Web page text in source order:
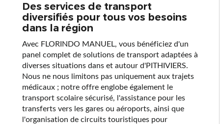
Des services de transport
diversifiés pour tous vos besoins
dans la région
Avec FLORINDO MANUEL, vous bénéficiez d'un
panel complet de solutions de transport adaptées à
diverses situations dans et autour d'PITHIVIERS.
Nous ne nous limitons pas uniquement aux trajets
médicaux ; notre offre englobe également le
transport scolaire sécurisé, l'assistance pour les
transferts vers les gares ou aéroports, ainsi que
l'organisation de circuits touristiques pour